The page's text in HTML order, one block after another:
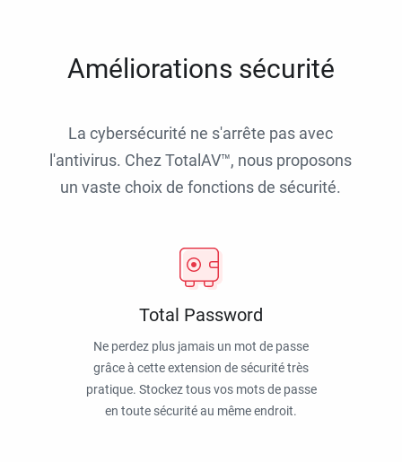
Améliorations sécurité
La cybersécurité ne s'arrête pas avec
l'antivirus. Chez TotalAV™, nous proposons
un vaste choix de fonctions de sécurité.
Total Password
Ne perdez plus jamais un mot de passe
grâce à cette extension de sécurité très
pratique. Stockez tous vos mots de passe
en toute sécurité au même endroit.